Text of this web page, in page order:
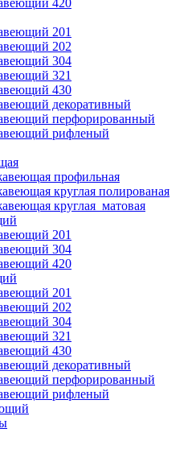
420
201
202
304
321
430
декоративный
перфорированный
рифленый
профильная
круглая полированая
круглая матовая
201
304
420
201
202
304
321
430
декоративный
перфорированный
рифленый